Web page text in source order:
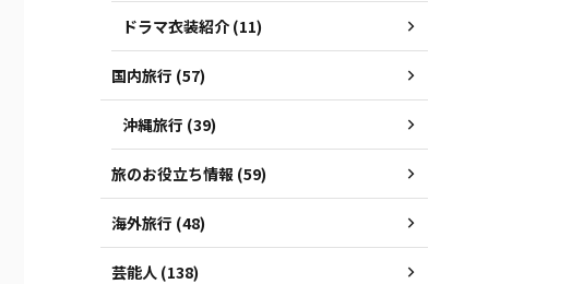
ドラマ衣装紹介 (11)
国内旅行 (57)
沖縄旅行 (39)
旅のお役立ち情報 (59)
海外旅行 (48)
芸能人 (138)